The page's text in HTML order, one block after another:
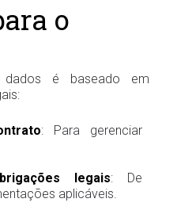
o
é baseado em
: Para gerenciar
legais: De
aplicáveis.